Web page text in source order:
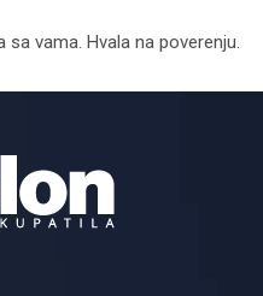
vama. Hvala na poverenju.